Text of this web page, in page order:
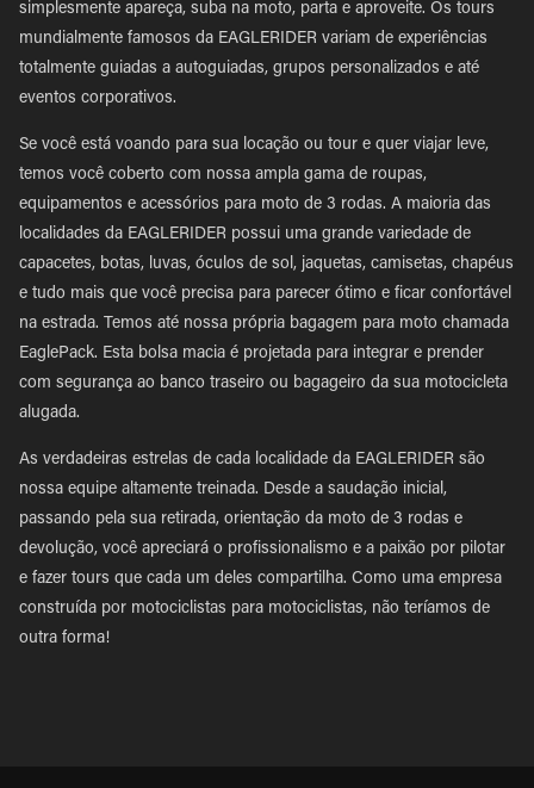
simplesmente apareça, suba na moto, parta e aproveite. Os tours
mundialmente famosos da EAGLERIDER variam de experiências
totalmente guiadas a autoguiadas, grupos personalizados e até
eventos corporativos.
Se você está voando para sua locação ou tour e quer viajar leve,
temos você coberto com nossa ampla gama de roupas,
equipamentos e acessórios para moto de 3 rodas. A maioria das
localidades da EAGLERIDER possui uma grande variedade de
capacetes, botas, luvas, óculos de sol, jaquetas, camisetas, chapéus
e tudo mais que você precisa para parecer ótimo e ficar confortável
na estrada. Temos até nossa própria bagagem para moto chamada
EaglePack. Esta bolsa macia é projetada para integrar e prender
com segurança ao banco traseiro ou bagageiro da sua motocicleta
alugada.
As verdadeiras estrelas de cada localidade da EAGLERIDER são
nossa equipe altamente treinada. Desde a saudação inicial,
passando pela sua retirada, orientação da moto de 3 rodas e
devolução, você apreciará o profissionalismo e a paixão por pilotar
e fazer tours que cada um deles compartilha. Como uma empresa
construída por motociclistas para motociclistas, não teríamos de
outra forma!